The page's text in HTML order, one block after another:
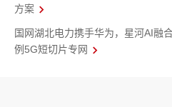
方案
国网湖北电力携手华为，星河AI融
例5G短切片专网